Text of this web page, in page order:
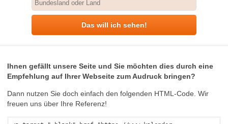
Das will ich sehen!
Ihnen gefällt unsere Seite und Sie möchten dies durch eine
Empfehlung auf Ihrer Webseite zum Audruck bringen?
Dann nutzen Sie doch einfach den folgenden HTML-Code. Wir
freuen uns über Ihre Referenz!